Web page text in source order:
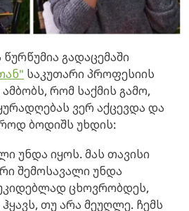
გადაცემაში
საკუთარი პროფესიის
რომ საქმის გამო,
ვერ აქცევდა და
ბოდიშს უხდის:
უნდა იყოს. მას თავისი
შემოსავალი უნდა
ცხოვრობდეს,
თუ არა მეუღლე. ჩემს